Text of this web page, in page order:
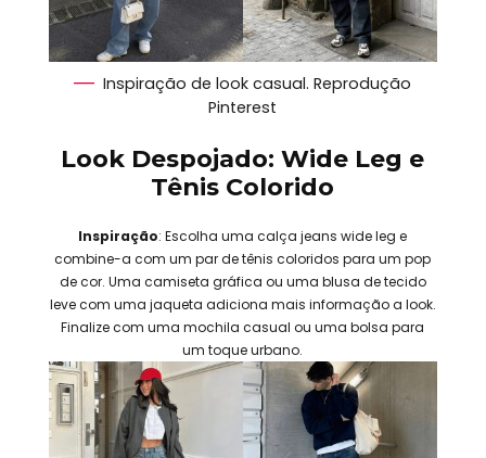
Inspiração de look casual. Reprodução
Pinterest
Look Despojado: Wide Leg e
Tênis Colorido
Inspiração: Escolha uma calça jeans wide leg e
combine-a com um par de tênis coloridos para um pop
de cor. Uma camiseta gráfica ou uma blusa de tecido
leve com uma jaqueta adiciona mais informação a look.
Finalize com uma mochila casual ou uma bolsa para
um toque urbano.